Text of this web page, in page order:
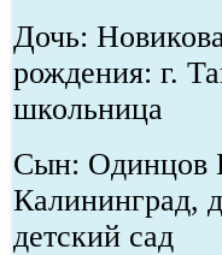
Дочь:
рождения: г.
школьница
Сын: Одинцов
Калининград,
детский сад